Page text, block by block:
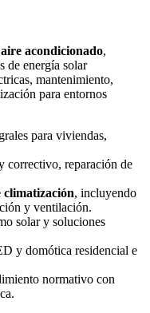
acondicionado,
de energía solar
mantenimiento,
para entornos
para viviendas,
correctivo, reparación de
climatización, incluyendo
y ventilación.
solar y soluciones
y domótica residencial e
normativo con